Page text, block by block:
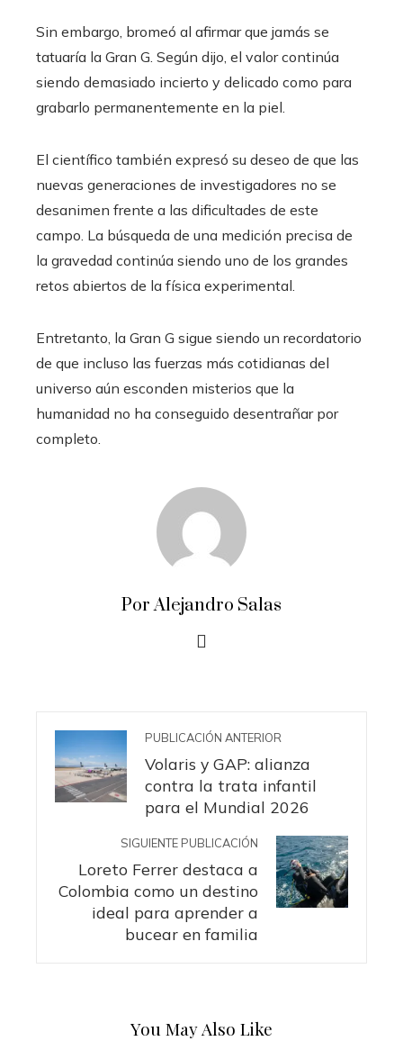
Sin embargo, bromeó al afirmar que jamás se
tatuaría la Gran G. Según dijo, el valor continúa
siendo demasiado incierto y delicado como para
grabarlo permanentemente en la piel.
El científico también expresó su deseo de que las
nuevas generaciones de investigadores no se
desanimen frente a las dificultades de este
campo. La búsqueda de una medición precisa de
la gravedad continúa siendo uno de los grandes
retos abiertos de la física experimental.
Entretanto, la Gran G sigue siendo un recordatorio
de que incluso las fuerzas más cotidianas del
universo aún esconden misterios que la
humanidad no ha conseguido desentrañar por
completo.
Por Alejandro Salas
PUBLICACIÓN ANTERIOR
Volaris y GAP: alianza
contra la trata infantil
para el Mundial 2026
SIGUIENTE PUBLICACIÓN
Loreto Ferrer destaca a
Colombia como un destino
ideal para aprender a
bucear en familia
You May Also Like